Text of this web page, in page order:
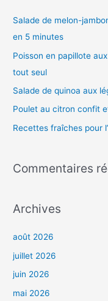
r
c
h
e
r
Salade de melon-
en 5 minutes
Poisson en papillote
tout seul
Salade de quinoa aux
Poulet au citron confit
Recettes fraîches pour
Commentaires
Archives
août 2026
juillet 2026
juin 2026
mai 2026